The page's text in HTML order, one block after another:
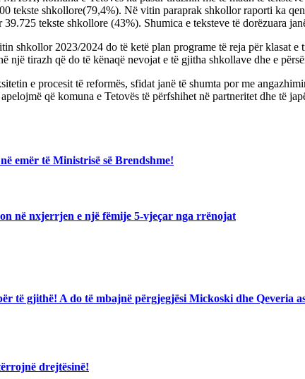
tekste shkollore(79,4%). Në vitin paraprak shkollor raporti ka
tekste shkollore (43%). Shumica e teksteve të dorëzuara
shkollor 2023/2024 do të ketë plan programe të reja për klasat
një tirazh që do të kënaqë nevojat e të gjitha shkollave dhe e
e procesit të reformës, sfidat janë të shumta por me
që komuna e Tetovës të përfshihet në partneritet dhe të
emër të Ministrisë së Brendshme!
në nxjerrjen e një fëmije 5-vjeçar nga rrënojat
të gjithë! A do të mbajnë përgjegjësi Mickoski dhe Qeveria
drejtësinë!